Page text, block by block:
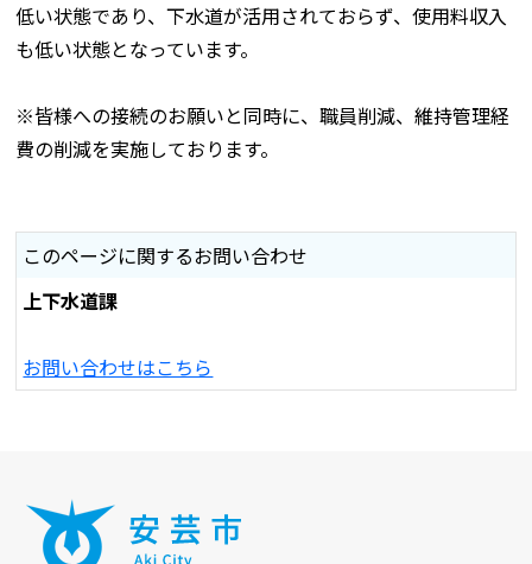
低い状態であり、下水道が活用されておらず、使用料収入
も低い状態となっています。
※皆様への接続のお願いと同時に、職員削減、維持管理経
費の削減を実施しております。
このページに関するお問い合わせ
上下水道課
お問い合わせはこちら